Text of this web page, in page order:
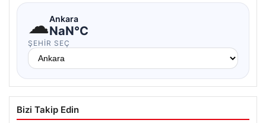
☁Ankara
NaN°C
ŞEHIR SEÇ
Bizi Takip Edin